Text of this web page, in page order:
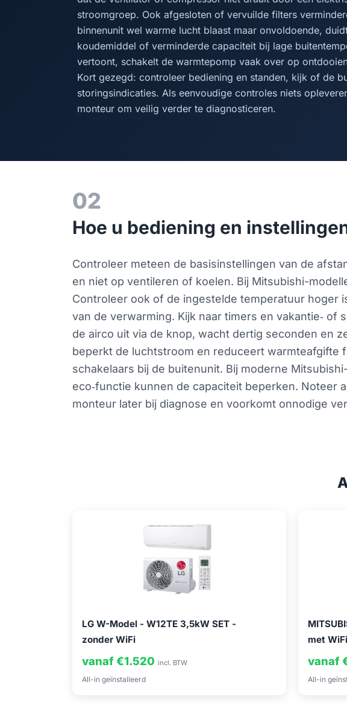
stroomgroep. Ook afgesloten of vervuilde filters
binnenunit wel warme lucht blaast maar onvoldoende,
koudemiddel of verminderde capaciteit bij lage
vertoont, schakelt de warmtepomp vaak over op
Kort gezegd: controleer bediening en standen, kijk of de
storingsindicaties. Als eenvoudige controles niets
monteur om veilig verder te diagnosticeren.
02
Hoe u bediening en
Controleer meteen de basisinstellingen van de
en niet op ventileren of koelen. Bij Mitsubishi-
Controleer ook of de ingestelde temperatuur hoger
van de verwarming. Kijk naar timers en vakantie‑
de airco uit via de knop, wacht dertig seconden en
beperkt de luchtstroom en reduceert warmteafgifte
schakelaars bij de buitenunit. Bij moderne
eco‑functie kunnen de capaciteit beperken. Noteer
monteur later bij diagnose en voorkomt onnodige
LG W-Model - W12TE 3,5kW SET -
zonder WiFi
vanaf €1.520 incl. BTW
All-in geïnstalleerd
met
vanaf
All-in